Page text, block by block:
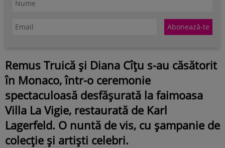
Remus Truică și Diana Cîțu s-au căsătorit
în Monaco, într-o ceremonie
spectaculoasă desfășurată la faimoasa
Villa La Vigie, restaurată de Karl
Lagerfeld. O nuntă de vis, cu șampanie de
colecție și artiști celebri.